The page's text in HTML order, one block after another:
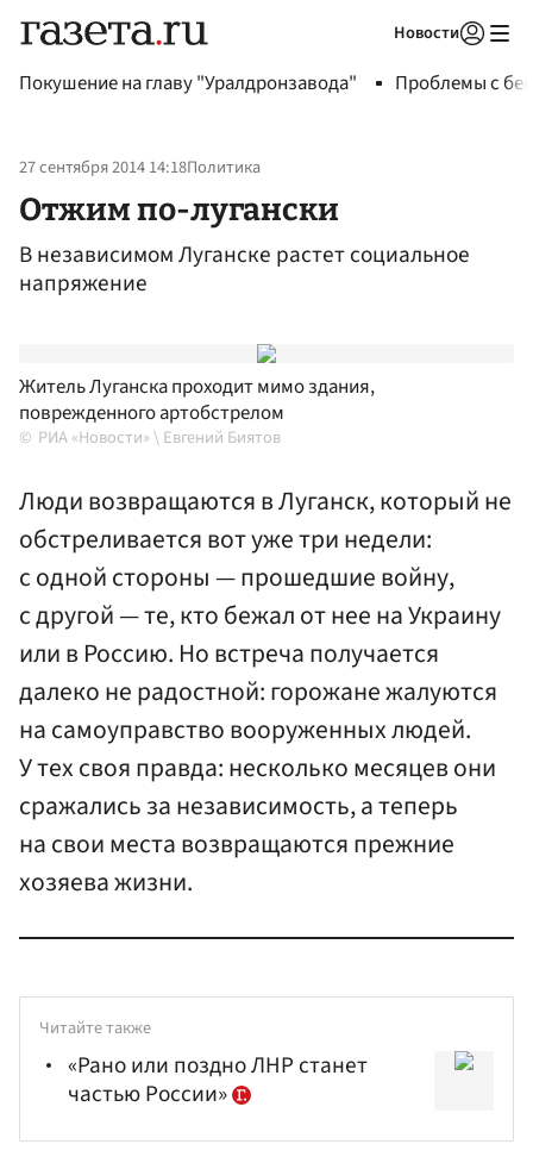
Новости
Покушение на главу "Уралдронзавода" Проблемы с
27 сентября 2014 14:18Политика
Отжим по-лугански
В независимом Луганске растет социальное
напряжение
Житель Луганска проходит мимо здания,
поврежденного артобстрелом
РИА «Новости» \ Евгений Биятов
Люди возвращаются в Луганск, который не
обстреливается вот уже три недели:
с одной стороны — прошедшие войну,
с другой — те, кто бежал от нее на Украину
или в Россию. Но встреча получается
далеко не радостной: горожане жалуются
на самоуправство вооруженных людей.
У тех своя правда: несколько месяцев они
сражались за независимость, а теперь
на свои места возвращаются прежние
хозяева жизни.
Читайте также
«Рано или поздно ЛНР станет
частью России»